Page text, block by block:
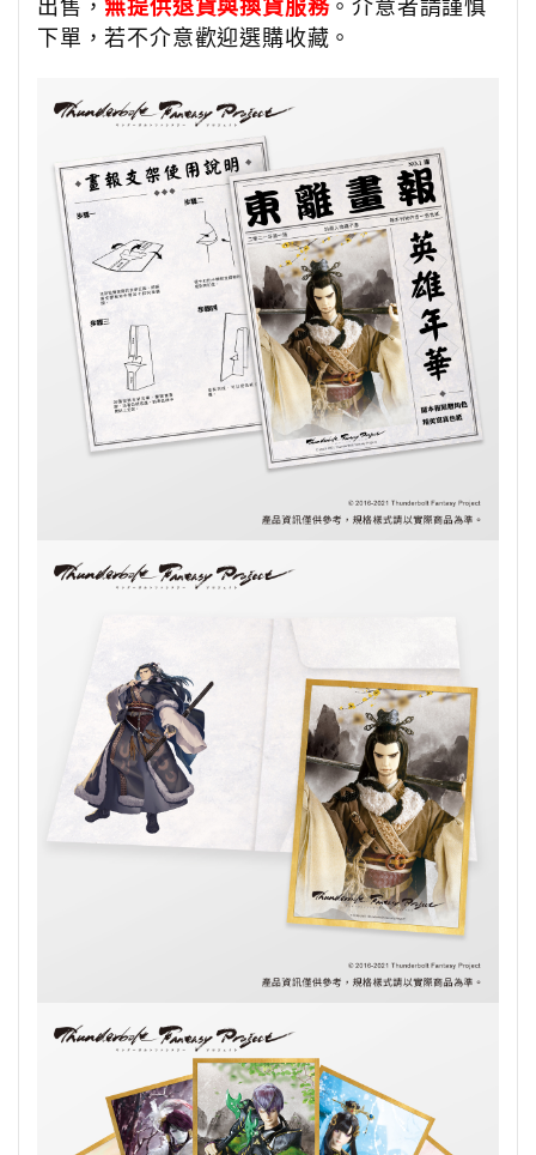
出售，無提供退貨與換貨服務。介意者請謹慎
下單，若不介意歡迎選購收藏。